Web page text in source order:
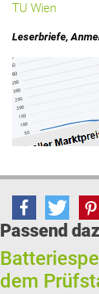
TU Wien
Leserbriefe,
Passend
dem